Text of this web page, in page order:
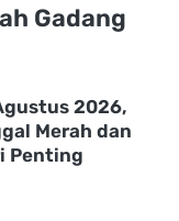
Gadang
2026,
Merah dan
Penting